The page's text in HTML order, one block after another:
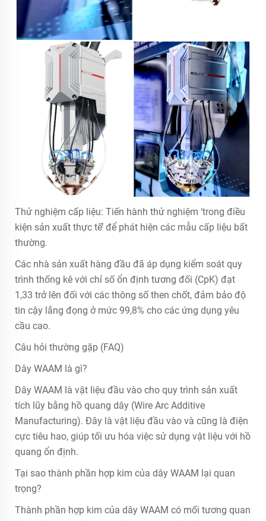
Thử nghiệm cấp liệu: Tiến hành thử nghiệm ‘trong điều
kiện sản xuất thực tế’ để phát hiện các mẫu cấp liệu bất
thường.
Các nhà sản xuất hàng đầu đã áp dụng kiểm soát quy
trình thống kê với chỉ số ổn định tương đối (CpK) đạt
1,33 trở lên đối với các thông số then chốt, đảm bảo độ
tin cậy lắng đọng ở mức 99,8% cho các ứng dụng yêu
cầu cao.
Câu hỏi thường gặp (FAQ)
Dây WAAM là gì?
Dây WAAM là vật liệu đầu vào cho quy trình sản xuất
tích lũy bằng hồ quang dây (Wire Arc Additive
Manufacturing). Đây là vật liệu đầu vào và cũng là điện
cực tiêu hao, giúp tối ưu hóa việc sử dụng vật liệu với hồ
quang ổn định.
Tại sao thành phần hợp kim của dây WAAM lại quan
trọng?
Thành phần hợp kim của dây WAAM có mối tương quan